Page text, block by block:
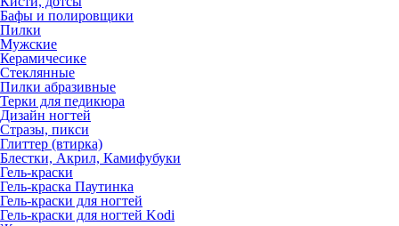
Бафы и полировщики
Пилки
Мужские
Керамичесике
Стеклянные
Пилки абразивные
Терки для педикюра
Дизайн ногтей
Стразы, пикси
Глиттер (втирка)
Блестки, Акрил, Камифубуки
Гель-краски
Гель-краска Паутинка
Гель-краски для ногтей
Гель-краски для ногтей Kodi